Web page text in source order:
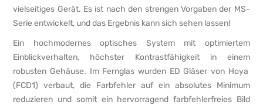
vielseitiges Gerät. Es ist nach den strengen Vorgaben der MS-
Serie entwickelt, und das Ergebnis kann sich sehen lassen!
Ein hochmodernes optisches System mit optimiertem
Einblickverhalten, höchster Kontrastfähigkeit in einem
robusten Gehäuse. Im Fernglas wurden ED Gläser von Hoya
(FCD1) verbaut, die Farbfehler auf ein absolutes Minimum
reduzieren und somit ein hervorragend farbfehlerfreies Bild